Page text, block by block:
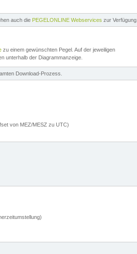
auch die PEGELONLINE Webservices zur Verfügung.
zu einem gewünschten Pegel. Auf der jeweiligen
unterhalb der Diagrammanzeige.
Download-Prozess.
von MEZ/MESZ zu UTC)